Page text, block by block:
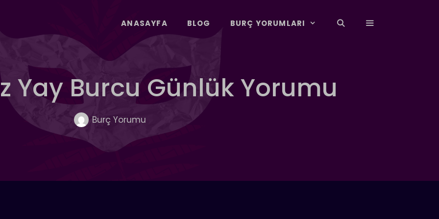
ANASAYFA BLOG BURÇ YORUMLARI
Yay Burcu Günlük Yorumu
Burç Yorumu